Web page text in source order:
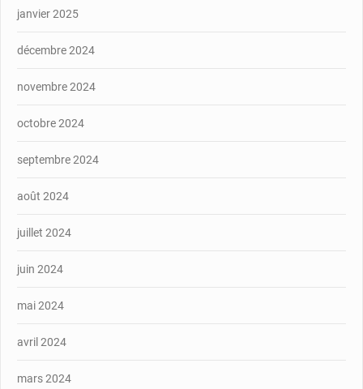
janvier 2025
décembre 2024
novembre 2024
octobre 2024
septembre 2024
août 2024
juillet 2024
juin 2024
mai 2024
avril 2024
mars 2024